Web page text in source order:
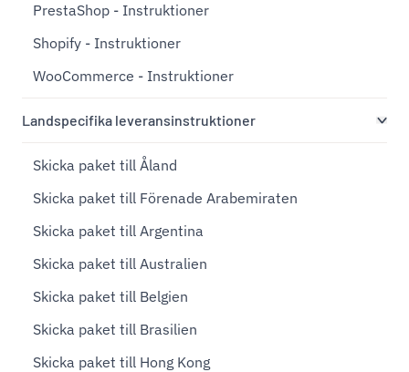
PrestaShop - Instruktioner
Shopify - Instruktioner
WooCommerce - Instruktioner
Landspecifika leveransinstruktioner
Skicka paket till Åland
Skicka paket till Förenade Arabemiraten
Skicka paket till Argentina
Skicka paket till Australien
Skicka paket till Belgien
Skicka paket till Brasilien
Skicka paket till Hong Kong